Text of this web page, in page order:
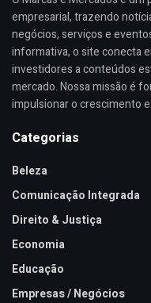
empresarial, trazendo
negócios, serviços e
informativa, o site conecta
investidores a conteúdos
mercado. Nossa missão é
impulsionar o crescimento
Categorias
Beleza
Comunicação Integrada
Direito & Justiça
Economia
Educação
Empresas / Negócios